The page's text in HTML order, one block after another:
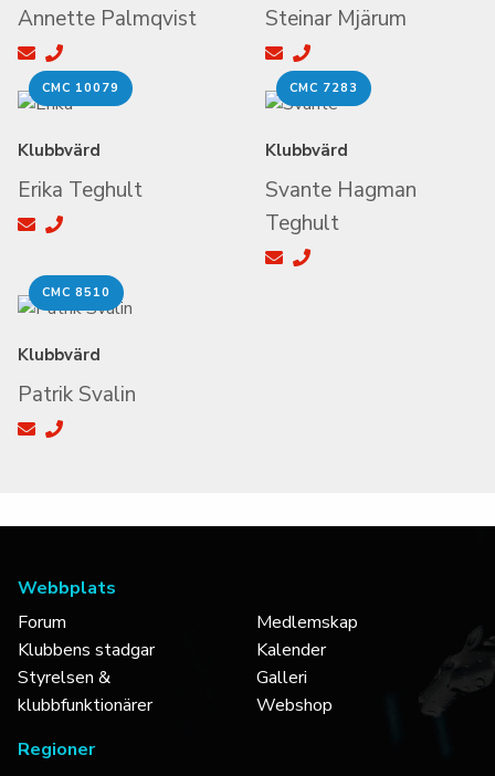
Annette Palmqvist Steinar Mjärum
CMC 10079
Klubbvärd
Erika Teghult
CMC 7283
Klubbvärd
Svante Hagman
Teghult
CMC 8510
Klubbvärd
Patrik Svalin
Webbplats
Forum
Klubbens stadgar
Styrelsen &
klubbfunktionärer
Medlemskap
Kalender
Galleri
Webshop
Regioner